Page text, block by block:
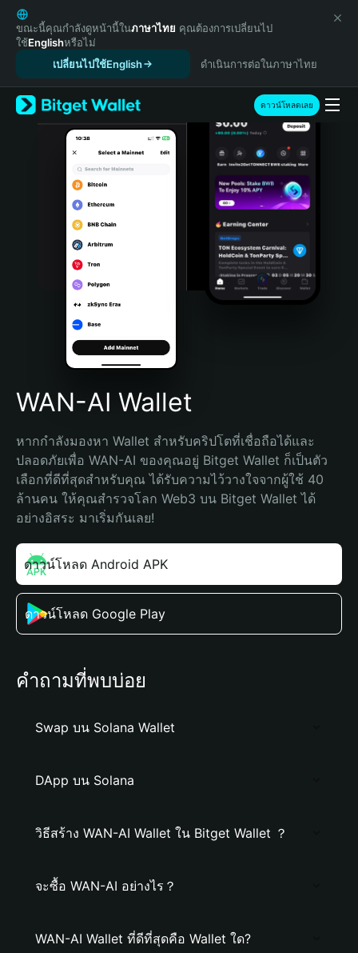
English
日本語
Tiếng Việt
Español (Latinoamérica)
Türkçe
Italiano
Português (Portugal)
Bahasa Indonesia
Português (Brasil)
Español (Argentina)
ขณะนี้คุณกำลังดูหน้านี้ในภาษาไทย คุณต้องการเปลี่ยนไป
ใช้Englishหรือไม่
เปลี่ยนไปใช้English
ดำเนินการต่อในภาษาไทย
ดาวน์โหลดเลย
WAN-AI Wallet
หากกำลังมองหา Wallet สำหรับคริปโตที่เชื่อถือได้และ
ปลอดภัยเพื่อ WAN-AI ของคุณอยู่ Bitget Wallet ก็เป็นตัว
เลือกที่ดีที่สุดสำหรับคุณ ได้รับความไว้วางใจจากผู้ใช้ 40
ล้านคน ให้คุณสำรวจโลก Web3 บน Bitget Wallet ได้
อย่างอิสระ มาเริ่มกันเลย!
ดาวน์โหลด Android APK
ดาวน์โหลด Google Play
คำถามที่พบบ่อย
Swap บน Solana Wallet
DApp บน Solana
วิธีสร้าง WAN-AI Wallet ใน Bitget Wallet ？
จะซื้อ WAN-AI อย่างไร？
WAN-AI Wallet ที่ดีที่สุดคือ Wallet ใด?